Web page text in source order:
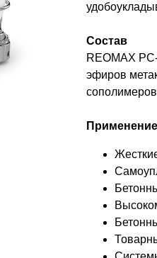
Состав
REOMAX
эфиров
Применение